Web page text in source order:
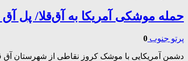
حمله موشکی آمریکا به آق‌قلا/ پل
پرتو جنوب 0
دشمن آمریکایی با موشک کروز نقاطی از شهرستان آق